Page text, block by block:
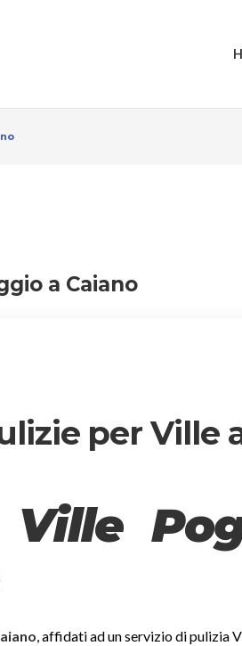
a Caiano
per Ville
Ville
, affidati ad un servizio di pulizia